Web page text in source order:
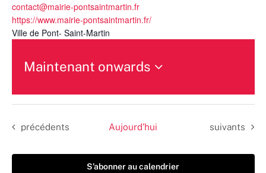
contact@mairie-pontsaintmartin.fr
https://www.mairie-pontsaintmartin.fr/
Ville de Pont- Saint-Martin
Maintenant onwards
une
date.
Évènements
précédents Aujourd’hui Évènements
suivants
S’abonner au calendrier